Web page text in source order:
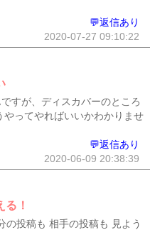
💬返信あり
2020-07-27 09:10:22
すが、ディスカバーのところ
ってやればいいかわかりませ
💬返信あり
2020-06-09 20:38:39
る！
の投稿も 相手の投稿も 見よう